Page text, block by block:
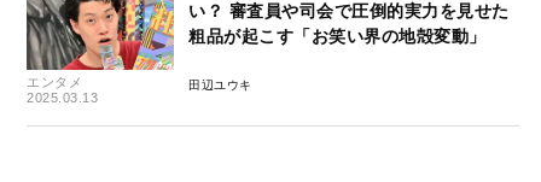
エンタメ
2025.03.13
い？ 審査員や司会で圧倒的実力を見せた
粗品が起こす「お笑い界の地殻変動」
田辺ユウキ